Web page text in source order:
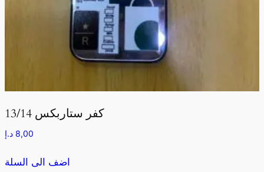
كفر ستاربكس 13/14
8,00 د.إ
اضف الى السلة